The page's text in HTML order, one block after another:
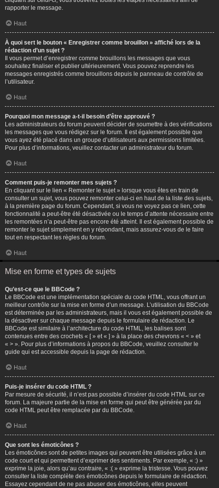
rapporter le message.
Haut
À quoi sert le bouton « Enregistrer comme brouillon » affiché lors de la
rédaction d’un sujet ?
Il vous permet d’enregistrer comme brouillons les messages que vous
souhaitez finaliser et publier ultérieurement. Vous pouvez reprendre les
messages enregistrés comme brouillons depuis le panneau de contrôle de
l’utilisateur.
Haut
Pourquoi mon message a-t-il besoin d’être approuvé ?
Les administrateurs du forum peuvent décider de soumettre à des vérifications
les messages que vous rédigez sur le forum. Il est également possible que
vous ayez été placé dans un groupe d’utilisateurs aux permissions limitées.
Pour plus d’informations, veuillez contacter un administrateur du forum.
Haut
Comment puis-je remonter mes sujets ?
En cliquant sur le lien « Remonter le sujet » lorsque vous êtes en train de
consulter un sujet, vous pouvez remonter celui-ci en haut de la liste des sujets,
à la première page du forum. Cependant, si vous ne voyez pas ce lien, cette
fonctionnalité a peut-être été désactivée ou le temps d’attente nécessaire entre
les remontées n’a peut-être pas encore été atteint. Il est également possible de
remonter le sujet simplement en y répondant, mais assurez-vous de le faire
tout en respectant les règles du forum.
Haut
Mise en forme et types de sujets
Qu’est-ce que le BBCode ?
Le BBCode est une implémentation spéciale du code HTML, vous offrant un
meilleur contrôle sur la mise en forme d’un message. L’utilisation du BBCode
est déterminée par les administrateurs, mais il vous est également possible de
la désactiver sur chaque message depuis le formulaire de rédaction. Le
BBCode est similaire à l’architecture du code HTML, les balises sont
contenues entre des crochets « [ » et « ] » à la place des chevrons « < » et
« > ». Pour plus d’informations à propos du BBCode, veuillez consulter le
guide qui est accessible depuis la page de rédaction.
Haut
Puis-je insérer du code HTML ?
Par mesure de sécurité, il n’est pas possible d’insérer du code HTML sur ce
forum. La majeure partie de la mise en forme qui peut être générée par du
code HTML peut être remplacée par du BBCode.
Haut
Que sont les émoticônes ?
Les émoticônes sont de petites images qui peuvent être utilisées grâce à un
code court et qui permettent d’exprimer des sentiments. Par exemple, « :) »
exprime la joie, alors qu’au contraire, « :( » exprime la tristesse. Vous pouvez
consulter la liste complète des émoticônes depuis le formulaire de rédaction.
Essayez cependant de ne pas abuser des émoticônes, elles peuvent